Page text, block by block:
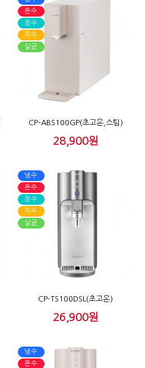
CP-ABS100GP(초고온,스팀)
28,900원
온수
정수
직수
살균
CP-TS100DSL(초고온)
26,900원
냉수
온수
정수
직수
살균
냉수
온수